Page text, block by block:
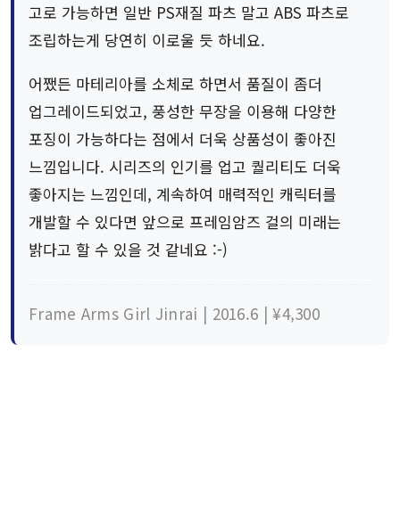
고로 가능하면 일반 PS재질 파츠 말고 ABS 파츠로
조립하는게 당연히 이로울 듯 하네요.
어쨌든 마테리아를 소체로 하면서 품질이 좀더
업그레이드되었고, 풍성한 무장을 이용해 다양한
포징이 가능하다는 점에서 더욱 상품성이 좋아진
느낌입니다. 시리즈의 인기를 업고 퀄리티도 더욱
좋아지는 느낌인데, 계속하여 매력적인 캐릭터를
개발할 수 있다면 앞으로 프레임암즈 걸의 미래는
밝다고 할 수 있을 것 같네요 :-)
Frame Arms Girl Jinrai | 2016.6 | ¥4,300